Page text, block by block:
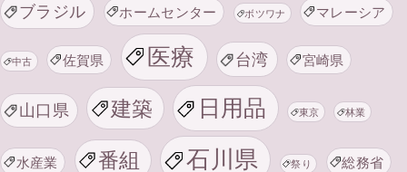
ブラジル ホームセンター ボツワナ マレーシア
中古 佐賀県 医療 台湾 宮崎県
山口県 建築 日用品 東京 林業
水産業 番組 石川県 祭り 総務省